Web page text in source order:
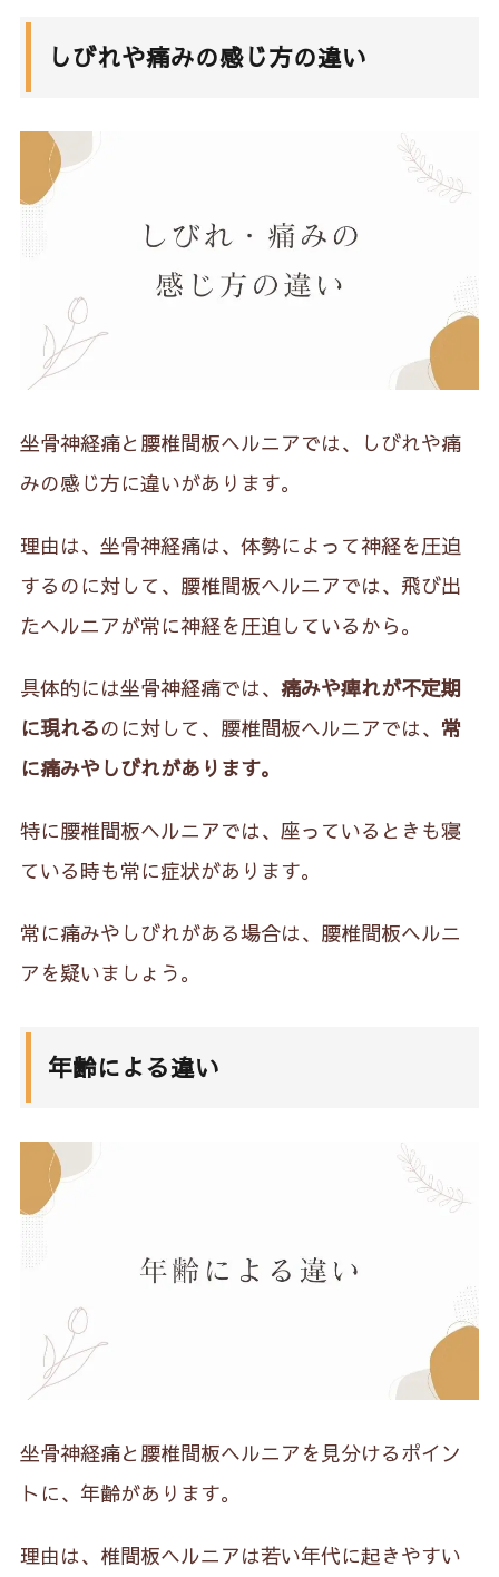
4. 楽になる姿勢
坐骨神経痛の対処法
坐骨で座る
6-2.
7. 坐骨神経痛で気をつけること
7-2. 過度の安静
8. よくある質問（Q&A）
（まとめ）
しびれや痛みの感じ方の違い
坐骨神経痛と腰椎間板ヘルニアでは、しびれや痛
みの感じ方に違いがあります。
理由は、坐骨神経痛は、体勢によって神経を圧迫
するのに対して、腰椎間板ヘルニアでは、飛び出
たヘルニアが常に神経を圧迫しているから。
具体的には坐骨神経痛では、 痛みや痺れが不定期
に現れるのに対して、腰椎間板ヘルニアでは、 常
に痛みやしびれがあります。
特に腰椎間板ヘルニアでは、座っているときも寝
ている時も常に症状があります。
常に痛みやしびれがある場合は、腰椎間板ヘルニ
アを疑いましょう。
年齢による違い
坐骨神経痛と腰椎間板ヘルニアを見分けるポイン
トに、年齢があります。
理由は、椎間板ヘルニアは若い年代に起きやすい